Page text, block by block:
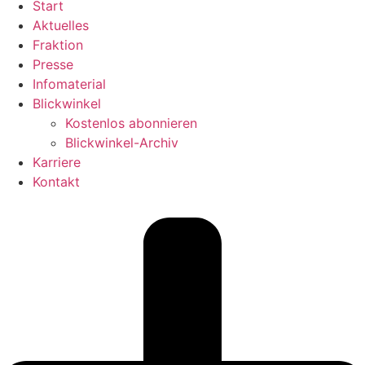
Start
Aktuelles
Fraktion
Presse
Infomaterial
Blickwinkel
Kostenlos abonnieren
Blickwinkel-Archiv
Karriere
Kontakt